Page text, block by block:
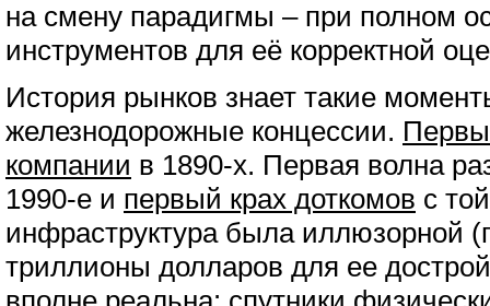
на смену парадигмы – при полном
инструментов для её корректной
История рынков знает такие
железнодорожные концессии.
компании в 1890-х. Первая волна
1990-е и первый крах доткомов с
инфраструктура была иллюзорной
триллионы долларов для ее